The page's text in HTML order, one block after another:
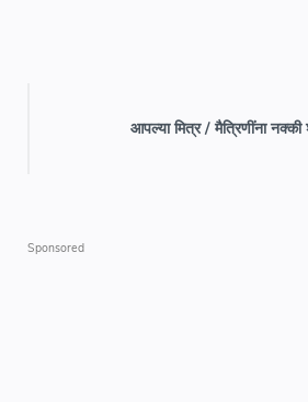
आपल्या मित्र / मैत्रिणींना